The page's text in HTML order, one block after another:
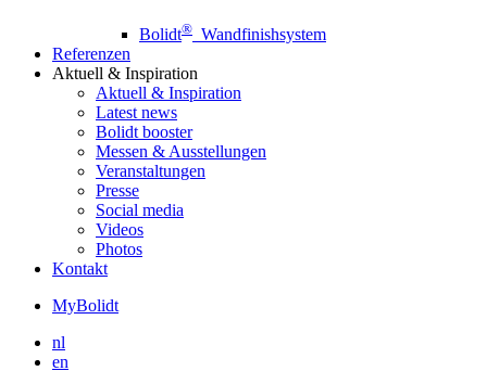
Bolidt® Wandfinishsystem
Referenzen
Aktuell & Inspiration
Aktuell & Inspiration
Latest news
Bolidt booster
Messen & Ausstellungen
Veranstaltungen
Presse
Social media
Videos
Photos
Kontakt
MyBolidt
nl
en